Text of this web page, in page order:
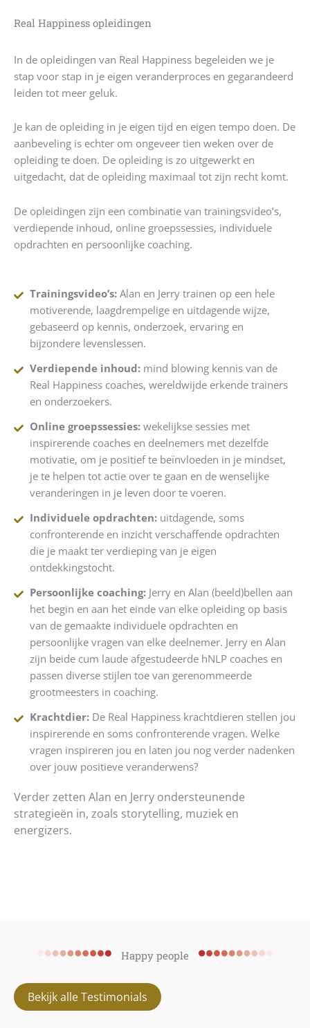
Real Happiness opleidingen
In de opleidingen van Real Happiness begeleiden we je
stap voor stap in je eigen veranderproces en gegarandeerd
leiden tot meer geluk.
Je kan de opleiding in je eigen tijd en eigen tempo doen. De
aanbeveling is echter om ongeveer tien weken over de
opleiding te doen. De opleiding is zo uitgewerkt en
uitgedacht, dat de opleiding maximaal tot zijn recht komt.
De opleidingen zijn een combinatie van trainingsvideo’s,
verdiepende inhoud, online groepssessies, individuele
opdrachten en persoonlijke coaching.
Trainingsvideo’s:Alan en Jerry trainen op een hele
motiverende, laagdrempelige en uitdagende wijze,
gebaseerd op kennis, onderzoek, ervaring en
bijzondere levenslessen.
Verdiepende inhoud:mind blowing kennis van de
Real Happiness coaches, wereldwijde erkende trainers
en onderzoekers.
Online groepssessies:wekelijkse sessies met
inspirerende coaches en deelnemers met dezelfde
motivatie, om je positief te beïnvloeden in je mindset,
je te helpen tot actie over te gaan en de wenselijke
veranderingen in je leven door te voeren.
Individuele opdrachten:uitdagende, soms
confronterende en inzicht verschaffende opdrachten
die je maakt ter verdieping van je eigen
ontdekkingstocht.
Persoonlijke coaching:Jerry en Alan (beeld)bellen aan
het begin en aan het einde van elke opleiding op basis
van de gemaakte individuele opdrachten en
persoonlijke vragen van elke deelnemer. Jerry en Alan
zijn beide cum laude afgestudeerde hNLP coaches en
passen diverse stijlen toe van gerenommeerde
grootmeesters in coaching.
Krachtdier:De Real Happiness krachtdieren stellen jou
inspirerende en soms confronterende vragen. Welke
vragen inspireren jou en laten jou nog verder nadenken
over jouw positieve veranderwens?
Verder zetten Alan en Jerry ondersteunende
strategieën in, zoals storytelling, muziek en
energizers.
Happy people
Bekijk alle Testimonials